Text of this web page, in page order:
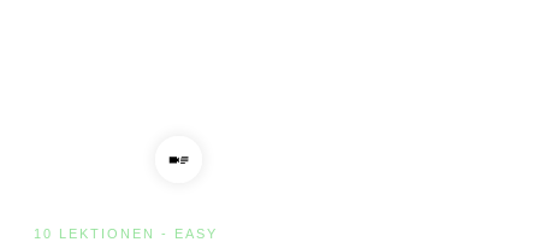
10 LEKTIONEN - EASY